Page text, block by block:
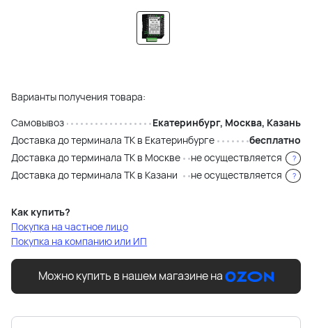
Варианты получения товара:
Самовывоз
Екатеринбург, Москва, Казань
Доставка до терминала ТК в Екатеринбурге
бесплатно
Доставка до терминала ТК в Москве
не осуществляется ?
Доставка до терминала ТК в Казани не осуществляется ?
Как купить?
Покупка на частное лицо
Покупка на компанию или ИП
Можно купить в нашем магазине на